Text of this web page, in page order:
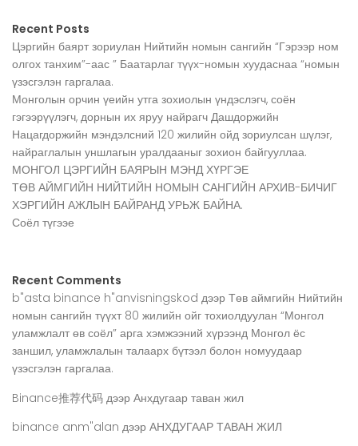
Recent Posts
Цэргийн баярт зориулан Нийтийн номын сангийн “Гэрээр ном
олгох танхим”-аас ” Баатарлаг түүх-номын хуудаснаа “номын
үзэсгэлэн гаргалаа.
Монголын орчин үеийн утга зохиолын үндэслэгч, соён
гэгээрүүлэгч, дорнын их яруу найрагч Дашдоржийн
Нацагдоржийн мэндэлсний 120 жилийн ойд зориулсан шүлэг,
найраглалын уншлагын уралдааныг зохион байгууллаа.
МОНГОЛ ЦЭРГИЙН БАЯРЫН МЭНД ХҮРГЭЕ
ТӨВ АЙМГИЙН НИЙТИЙН НОМЫН САНГИЙН АРХИВ-БИЧИГ
ХЭРГИЙН АЖЛЫН БАЙРАНД УРЬЖ БАЙНА.
Соёл түгээе
Recent Comments
b"asta binance h"anvisningskod дээр Төв аймгийн Нийтийн
номын сангийн түүхт 80 жилийн ойг тохиолдуулан “Монгол
уламжлалт өв соёл” арга хэмжээний хүрээнд Монгол ёс
заншил, уламжлалын талаарх бүтээл болон номуудаар
үзэсгэлэн гаргалаа.
Binance推荐代码 дээр Анхдугаар таван жил
binance anm"alan дээр АНХДУГААР ТАВАН ЖИЛ